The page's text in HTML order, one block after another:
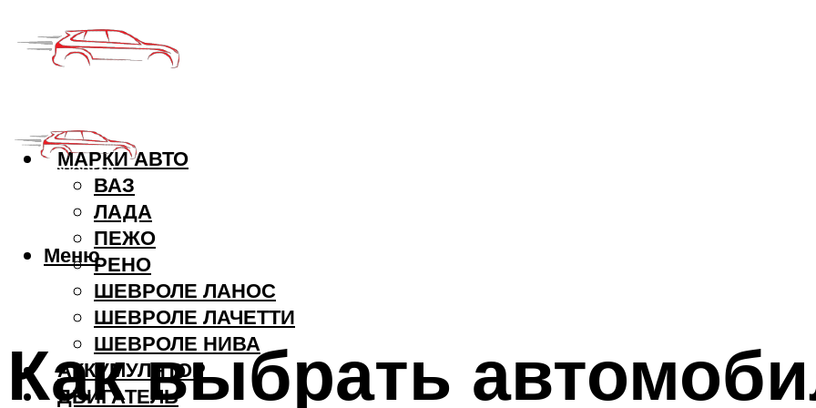
МАРКИ АВТО
ВАЗ
ЛАДА
ПЕЖО
РЕНО
ШЕВРОЛЕ ЛАНОС
ШЕВРОЛЕ ЛАЧЕТТИ
ШЕВРОЛЕ НИВА
АККУМУЛЯТОР
ДВИГАТЕЛЬ
Меню
Как выбрать